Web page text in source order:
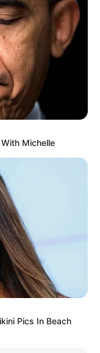
Michelle
Pics In Beach